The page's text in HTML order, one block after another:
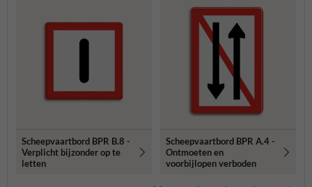
Scheepvaartbord BPR B.8 -
Verplicht bijzonder op te
letten
Scheepvaartbord BPR A.4 -
Ontmoeten en
voorbijlopen verboden